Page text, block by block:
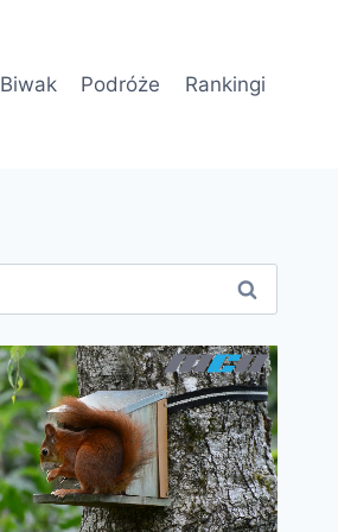
Biwak Podróże Rankingi